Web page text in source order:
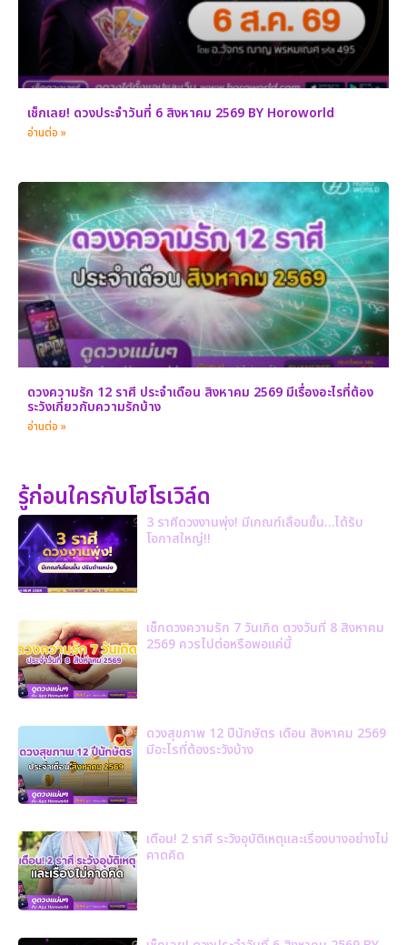
เช็กเลย! ดวงประจำวันที่ 6 สิงหาคม 2569 BY Horoworld
อ่านต่อ »
ดวงความรัก 12 ราศี ประจำเดือน สิงหาคม 2569 มีเรื่องอะไรที่ต้อง
ระวังเกี่ยวกับความรักบ้าง
อ่านต่อ »
รู้ก่อนใครกับโฮโรเวิล์ด
3 ราศีดวงงานพุ่ง! มีเกณฑ์เลื่อนขั้น…ได้รับ
โอกาสใหญ่!!
เช็กดวงความรัก 7 วันเกิด ดวงวันที่ 8 สิงหาคม
2569 ควรไปต่อหรือพอแค่นี้
ดวงสุขภาพ 12 ปีนักษัตร เดือน สิงหาคม 2569
มีอะไรที่ต้องระวังบ้าง
เตือน! 2 ราศี ระวังอุบัติเหตุและเรื่องบางอย่างไม่
คาดคิด